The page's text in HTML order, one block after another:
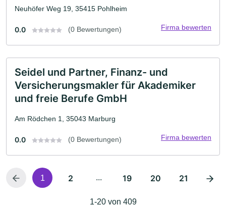
Neuhöfer Weg 19, 35415 Pohlheim
0.0 (0 Bewertungen) Firma bewerten
Seidel und Partner, Finanz- und
Versicherungsmakler für Akademiker
und freie Berufe GmbH
Am Rödchen 1, 35043 Marburg
0.0 (0 Bewertungen) Firma bewerten
1 2 ... 19 20 21
1-20 von 409